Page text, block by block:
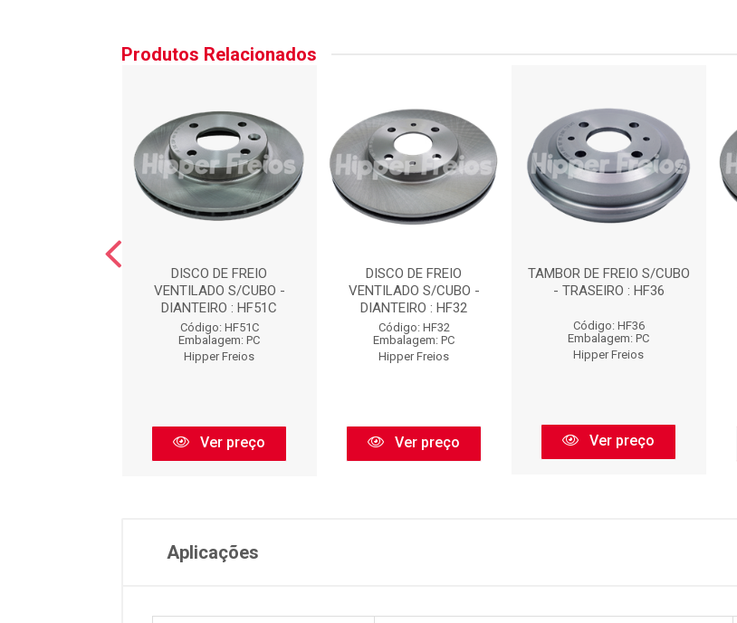
Produtos Relacionados
DISCO DE FREIO
VENTILADO S/CUBO -
DIANTEIRO : HF51C
Código: HF51C
Embalagem: PC
Hipper Freios
Ver preço
DISCO DE FREIO
VENTILADO S/CUBO -
DIANTEIRO : HF32
Código: HF32
Embalagem: PC
Hipper Freios
Ver preço
TAMBOR DE FREIO S/CUBO
- TRASEIRO : HF36
Código: HF36
Embalagem: PC
Hipper Freios
Ver preço
Aplicações